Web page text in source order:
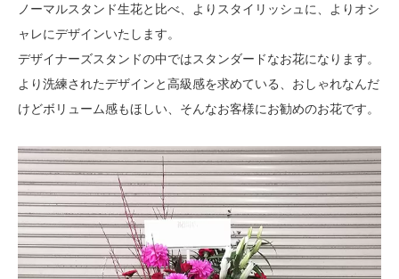
ノーマルスタンド生花と比べ、よりスタイリッシュに、よりオシ
ャレにデザインいたします。
デザイナーズスタンドの中ではスタンダードなお花になります。
より洗練されたデザインと高級感を求めている、おしゃれなんだ
けどボリューム感もほしい、そんなお客様にお勧めのお花です。